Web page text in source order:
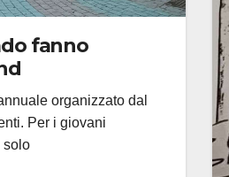
fanno
organizzato dal
Per i giovani
solo